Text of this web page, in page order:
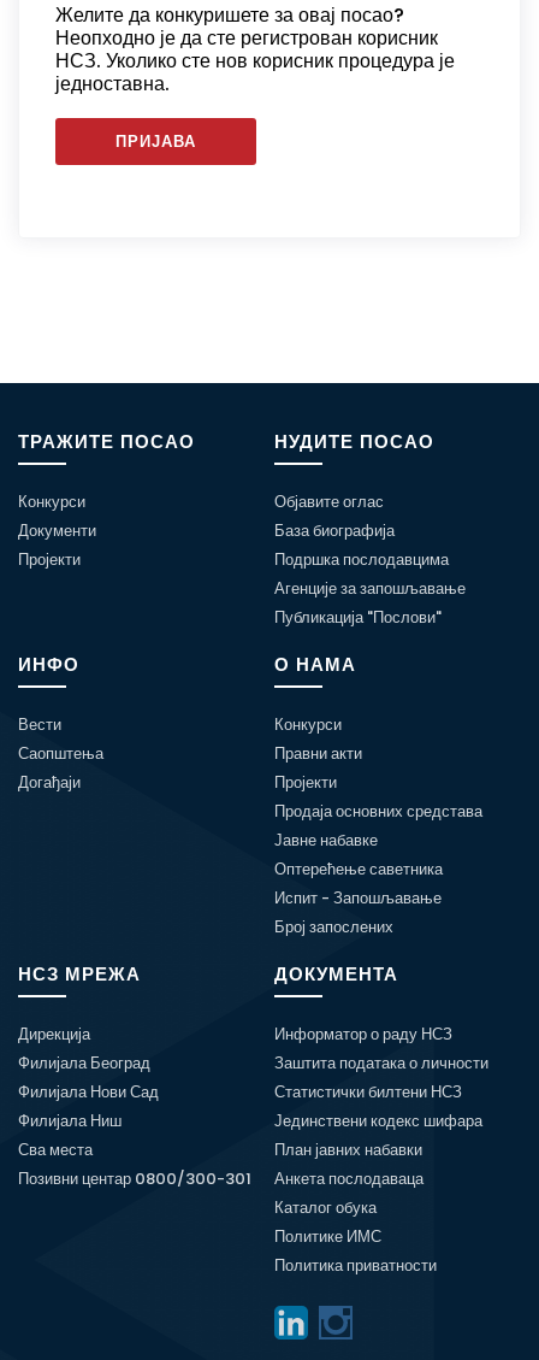
Желите да конкуришете за овај посао?
Неопходно је да сте регистрован корисник
НСЗ. Уколико сте нов корисник процедура је
једноставна.
ПРИЈАВА
ТРАЖИТЕ ПОСАО
Конкурси
Документи
Пројекти
НУДИТЕ ПОСАО
Објавите оглас
База биографија
Подршка послодавцима
Агенције за запошљавање
Публикација "Послови"
ИНФО
Вести
Саопштења
Догађаји
О НАМА
Конкурси
Правни акти
Пројекти
Продаја основних средстава
Јавне набавке
Оптерећење саветника
Испит - Запошљавање
Број запослених
НСЗ МРЕЖА
Дирекција
Филијала Београд
Филијала Нови Сад
Филијала Ниш
Сва места
Позивни центар 0800/300-301
ДОКУМЕНТА
Информатор о раду НСЗ
Заштита података о личности
Статистички билтени НСЗ
Јединствени кодекс шифара
План јавних набавки
Анкета послодаваца
Каталог обука
Политике ИМС
Политика приватности